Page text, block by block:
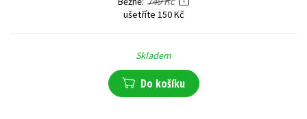
ušetříte 150 Kč
Skladem
Do košíku